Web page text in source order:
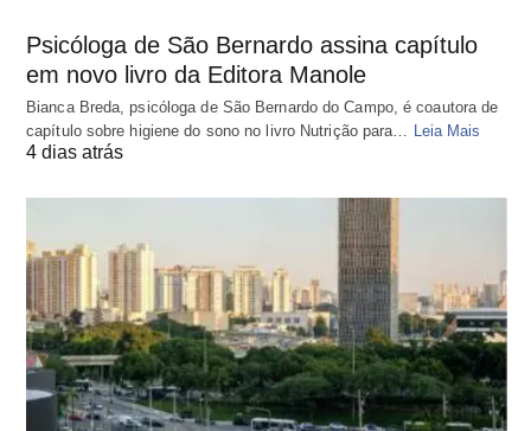
Psicóloga de São Bernardo assina capítulo
em novo livro da Editora Manole
Bianca Breda, psicóloga de São Bernardo do Campo, é coautora de
capítulo sobre higiene do sono no livro Nutrição para… Leia Mais
4 dias atrás